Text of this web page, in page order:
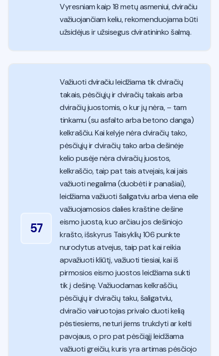
Vyresniam kaip 18 metų asmeniui, dviračiu
važiuojančiam keliu, rekomenduojama būti
užsidėjus ir užsisegus dviratininko šalmą.
57
Važiuoti dviračiu leidžiama tik dviračių
takais, pėsčiųjų ir dviračių takais arba
dviračių juostomis, o kur jų nėra, – tam
tinkamu (su asfalto arba betono danga)
kelkraščiu. Kai kelyje nėra dviračių tako,
pėsčiųjų ir dviračių tako arba dešinėje
kelio pusėje nėra dviračių juostos,
kelkraščio, taip pat tais atvejais, kai jais
važiuoti negalima (duobėti ir panašiai),
leidžiama važiuoti šaligatviu arba viena eile
važiuojamosios dalies kraštine dešine
eismo juosta, kuo arčiau jos dešiniojo
krašto, išskyrus Taisyklių 106 punkte
nurodytus atvejus, taip pat kai reikia
apvažiuoti kliūtį, važiuoti tiesiai, kai iš
pirmosios eismo juostos leidžiama sukti
tik į dešinę. Važiuodamas kelkraščiu,
pėsčiųjų ir dviračių taku, šaligatviu,
dviračio vairuotojas privalo duoti kelią
pėstiesiems, neturi jiems trukdyti ar kelti
pavojaus, o pro pat pėsčiąjį leidžiama
važiuoti greičiu, kuris yra artimas pėsčiojo